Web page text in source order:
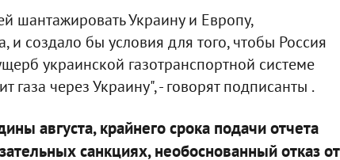
шантажировать Украину и Европу,
и создало бы условия для того, чтобы Россия
украинской газотранспортной системе
газа через Украину", - говорят подписанты .
августа, крайнего срока подачи отчета
санкциях, необоснованный отказ от